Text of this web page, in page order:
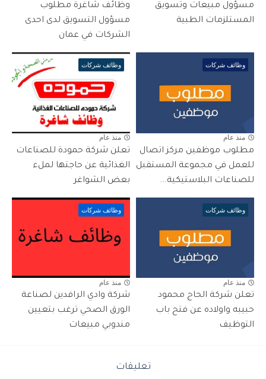
مسؤول مبيعات وتسويق
المستلزمات الطبية
وظائف شاغرة مطلوب
مسؤول التسويق لدى احدى
الشركات في عمان
وظائف شركات
منذ عام
مطلوب موظفين مركز اتصال
للعمل في مجموعة المستقبل
للصناعات البلاستيكية...
وظائف شركات
منذ عام
تعلن شركة حمودة للصناعات
الغذائية عن حاجتها لملء
بعض الشواغر
وظائف شركات
منذ عام
تعلن شركة الحاج محمود
حبيبه واولاده عن فتح باب
التوظيف
وظائف شركات
منذ عام
شركة وادي الرافدين لصناعة
الورق الصحي ترغب بتعيين
مندوبي مبيعات
تعليقات